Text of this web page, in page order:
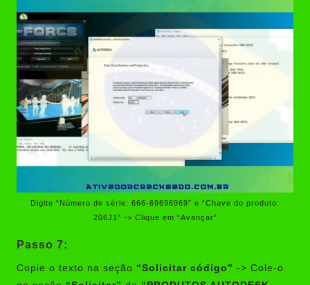
Digite “Número de série: 666-69696969” e “Chave do produto:
206J1” -> Clique em “Avançar”
Passo 7:
Copie o texto na seção “Solicitar código” -> Cole-o